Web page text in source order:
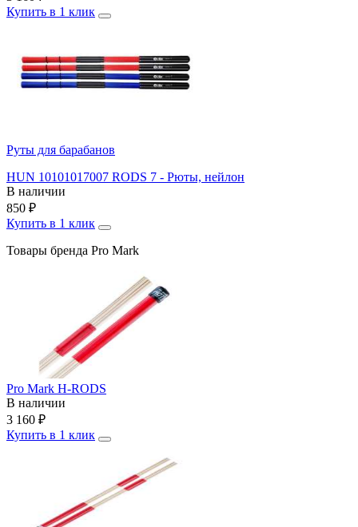
Купить в 1 клик
Руты для барабанов
HUN 10101017007 RODS 7 - Рюты, нейлон
В наличии
850 ₽
Купить в 1 клик
Товары бренда Pro Mark
Pro Mark H-RODS
В наличии
3 160 ₽
Купить в 1 клик